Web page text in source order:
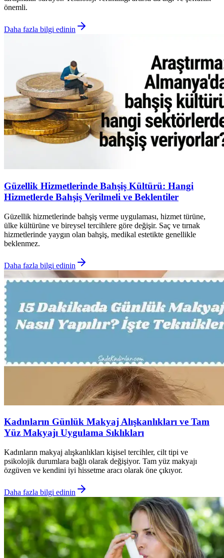
önemli.
Daha fazla bilgi edinin
Güzellik Hizmetlerinde Bahşiş Kültürü: Hangi
Hizmetlerde Bahşiş Verilmeli ve Beklentiler
Güzellik hizmetlerinde bahşiş verme uygulaması, hizmet türüne,
ülke kültürüne ve bireysel tercihlere göre değişir. Saç ve tırnak
hizmetlerinde yaygın olan bahşiş, medikal estetikte genellikle
beklenmez.
Daha fazla bilgi edinin
Kadınların Günlük Makyaj Alışkanlıkları ve Tam
Yüz Makyajı Uygulama Sıklıkları
Kadınların makyaj alışkanlıkları kişisel tercihler, cilt tipi ve
psikolojik durumlara bağlı olarak değişiyor. Tam yüz makyajı
özgüven ve kendini iyi hissetme aracı olarak öne çıkıyor.
Daha fazla bilgi edinin